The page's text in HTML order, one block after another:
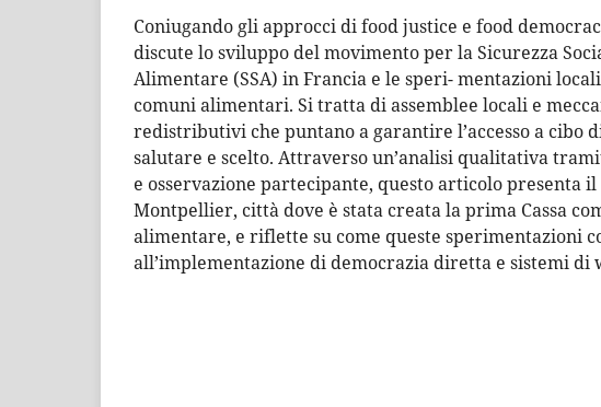
Coniugando gli approcci di food justice e food
discute lo sviluppo del movimento per la Sicurezza
Alimentare (SSA) in Francia e le speri- mentazioni locali
comuni alimentari. Si tratta di assemblee locali e
redistributivi che puntano a garantire l’accesso a cibo
salutare e scelto. Attraverso un’analisi qualitativa
e osservazione partecipante, questo articolo presenta il
Montpellier, città dove è stata creata la prima Cassa
alimentare, e riflette su come queste sperimentazioni
all’implementazione di democrazia diretta e sistemi di